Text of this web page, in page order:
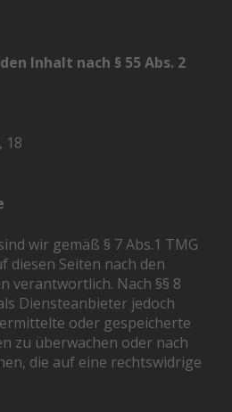
Inhalt nach § 55 Abs. 2
18
wir gemäß § 7 Abs.1 TMG
diesen Seiten nach den
verantwortlich. Nach §§ 8
Diensteanbieter jedoch
oder gespeicherte
zu überwachen oder nach
die auf eine rechtswidrige